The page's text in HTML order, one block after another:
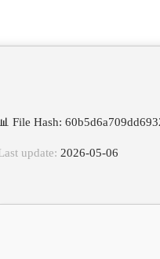
📊 File Hash:
update: 2026-05-06